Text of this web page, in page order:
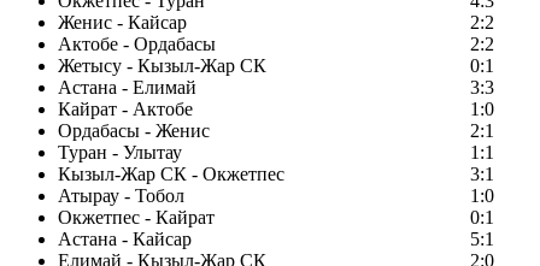
Женис - Кайсар
2:2
Актобе - Ордабасы
2:2
Жетысу - Кызыл-Жар СК
0:1
Астана - Елимай
3:3
Кайрат - Актобе
1:0
Ордабасы - Женис
2:1
Туран - Улытау
1:1
Кызыл-Жар СК - Окжетпес
3:1
Атырау - Тобол
1:0
Окжетпес - Кайрат
0:1
Астана - Кайсар
5:1
Елимай - Кызыл-Жар СК
2:0